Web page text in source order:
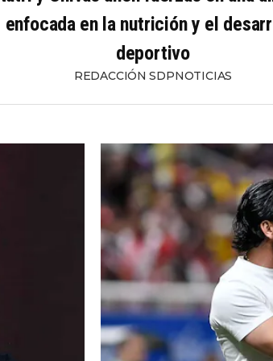
enfocada en la nutrición y el
deportivo
REDACCIÓN SDPNOTICIAS